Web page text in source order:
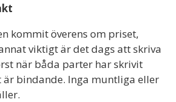
kommit överens om priset,
viktigt är det dags att skriva
när båda parter har skrivit
är bindande. Inga muntliga eller